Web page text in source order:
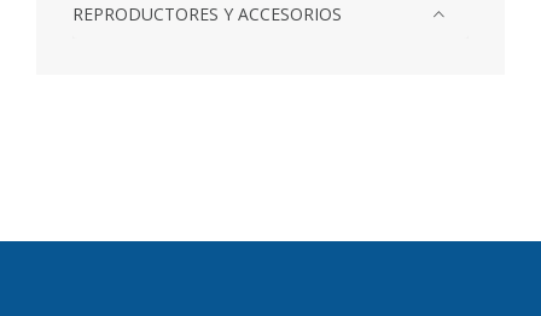
REPRODUCTORES Y ACCESORIOS